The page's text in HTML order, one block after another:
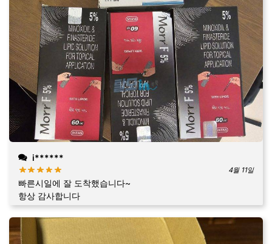
i******
4월 11일
빠른시일에 잘 도착했습니다~
항상 감사합니다